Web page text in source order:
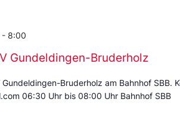
Gundeldingen-Bruderholz
- 8:00
Bruderholz am Bahnhof SBB.
06:30 Uhr bis 08:00 Uhr Bahnhof SBB